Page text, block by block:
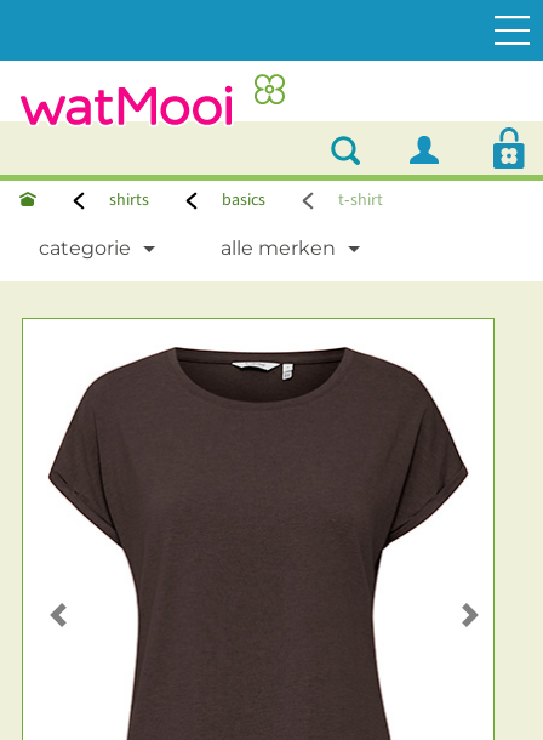
shirts basics t‑shirt
categorie alle merken
Previous Next